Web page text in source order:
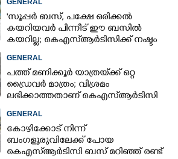
'സൂപ്പർ ബസ്, പക്ഷേ ഒരിക്കൽ
കയറിയവർ പിന്നീട് ഈ ബസിൽ
കയറില്ല; കെഎസ്ആർടിസിക്ക് നഷ്ടം
GENERAL
പത്ത് മണിക്കൂർ യാത്രയ്‌ക്ക് ഒറ്റ
ഡ്രൈവർ മാത്രം; വിശ്രമം
ലഭിക്കാത്തതാണ് കെഎസ്‌ആർടിസി
വിമർശനം
GENERAL
കോഴിക്കോട് നിന്ന്
ബംഗളൂരുവിലേക്ക് പോയ
കെഎസ്‌ആർടിസി ബസ് മറിഞ്ഞ് രണ്ട്